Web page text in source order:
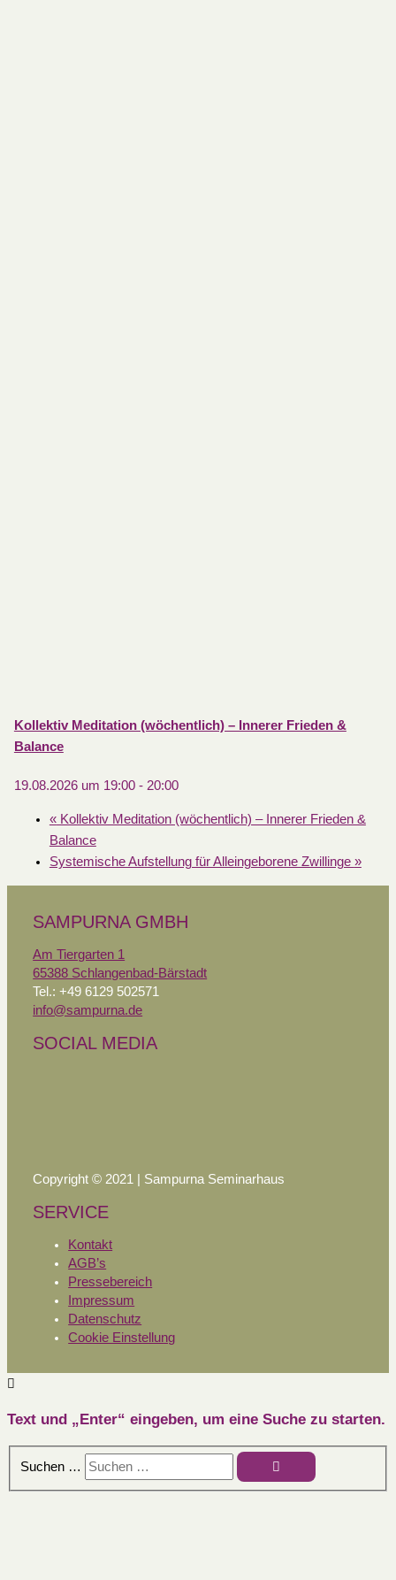
Kollektiv Meditation (wöchentlich) – Innerer Frieden &
Balance
19.08.2026 um 19:00- 20:00
«Kollektiv Meditation (wöchentlich) – Innerer Frieden &
Balance
Systemische Aufstellung für Alleingeborene Zwillinge »
SAMPURNA GMBH
Am Tiergarten 1
65388 Schlangenbad-Bärstadt
Tel.: +49 6129 502571
info@sampurna.de
SOCIAL MEDIA
Copyright © 2021 | Sampurna Seminarhaus
SERVICE
Kontakt
AGB’s
Pressebereich
Impressum
Datenschutz
Cookie Einstellung
Text und „Enter“ eingeben, um eine Suche zu starten.
Suchen …